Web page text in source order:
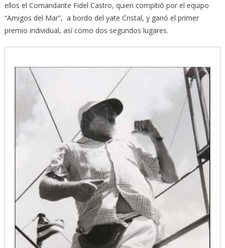
ellos el Comandante Fidel Castro, quien compitió por el equipo
“Amigos del Mar”, a bordo del yate Cristal, y ganó el primer
premio individual, así como dos segundos lugares.